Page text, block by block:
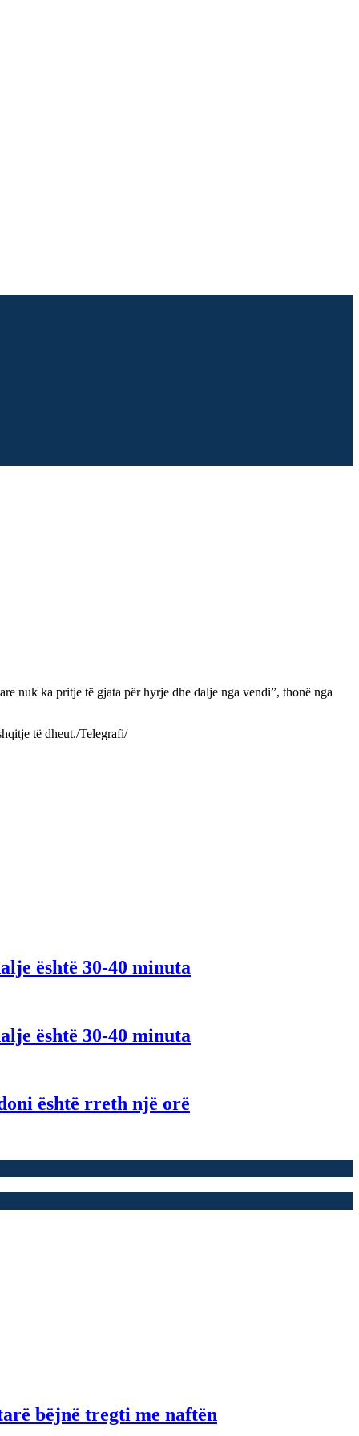
nuk ka pritje të gjata për hyrje dhe dalje nga vendi”, thonë nga
të dheut./Telegrafi/
është 30-40 minuta
është 30-40 minuta
është rreth një orë
bëjnë tregti me naftën